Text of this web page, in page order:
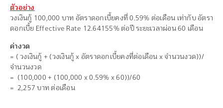
ตัวอย่าง
วงเงินกู้ 100,000 บาท อัตราดอกเบี้ยคงที่ 0.59% ต่อเดือน เท่ากับ อัตรา
ดอกเบี้ย Effective Rate 12.64155% ต่อปี ระยะเวลาผ่อน 60 เดือน
ค่างวด
= ( วงเงินกู้ + (วงเงินกู้ x อัตราดอกเบี้ยคงที่ต่อเดือน x จำนวนงวด))/
จำนวนงวด
= (100,000 + (100,000 x 0.59% x 60))/60
= 2,257 บาท ต่อเดือน